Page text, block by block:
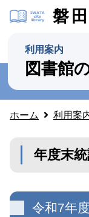
磐
利用案内
図書館
ホーム 利用案
年度末
令和7年度